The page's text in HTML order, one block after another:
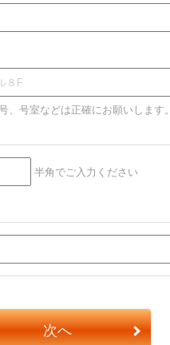
、号室などは正確にお願いします。
半角でご入力ください
次へ